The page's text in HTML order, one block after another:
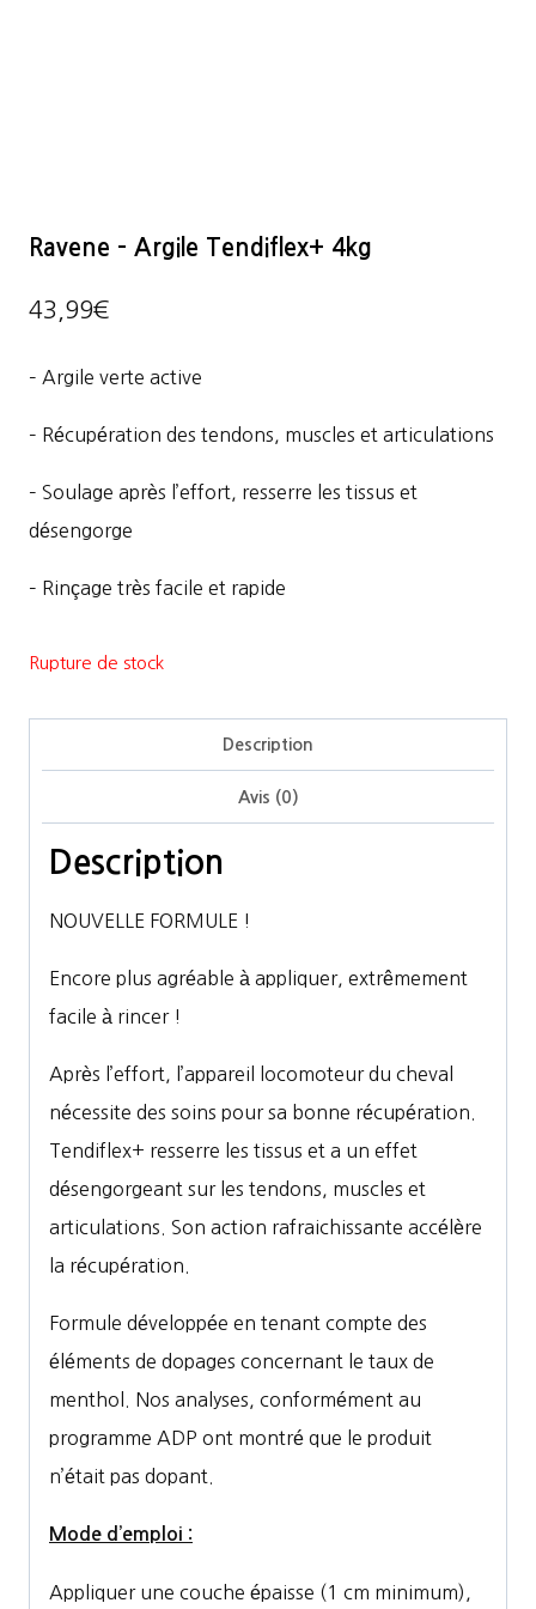
Ravene – Argile Tendiflex+ 4kg
43,99€
– Argile verte active
– Récupération des tendons, muscles et articulations
– Soulage après l’effort, resserre les tissus et
désengorge
– Rinçage très facile et rapide
Rupture de stock
Description
Avis (0)
Description
NOUVELLE FORMULE !
Encore plus agréable à appliquer, extrêmement
facile à rincer !
Après l’effort, l’appareil locomoteur du cheval
nécessite des soins pour sa bonne récupération.
Tendiflex+ resserre les tissus et a un effet
désengorgeant sur les tendons, muscles et
articulations. Son action rafraichissante accélère
la récupération.
Formule développée en tenant compte des
éléments de dopages concernant le taux de
menthol. Nos analyses, conformément au
programme ADP ont montré que le produit
n’était pas dopant.
Mode d’emploi :
Appliquer une couche épaisse (1 cm minimum),